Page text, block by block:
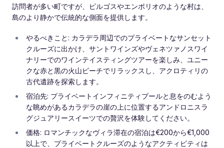
訪問者が多い町ですが、ピルゴスやエンポリオのような村は、
島のより静かで伝統的な側面を提供します。
やるべきこと: カラデラ周辺でのプライベートなサンセット
クルーズに出かけ、サントワインズやヴェネツァノスワイ
ナリーでのワインテイスティングツアーを楽しみ、ユニー
クな赤と黒の火山ビーチでリラックスし、アクロティリの
古代遺跡を探索します。
宿泊先: プライベートインフィニティプールと息をのむよう
な眺めがあるカラデラの崖の上に位置するアンドロニスラ
グジュアリースイーツでの贅沢を体験してください。
価格: ロマンチックなヴィラ滞在の宿泊は€200から€1,000
以上で、プライベートクルーズのようなアクティビティは